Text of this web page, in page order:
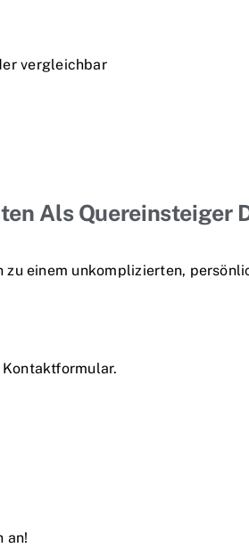
vergleichbar
Als Quereinsteiger
einem unkomplizierten,
an!